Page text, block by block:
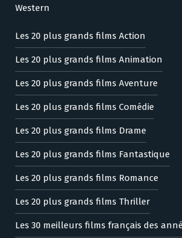
Western
Les 20 plus grands films Action
Les 20 plus grands films Animation
Les 20 plus grands films Aventure
Les 20 plus grands films Comédie
Les 20 plus grands films Drame
Les 20 plus grands films Fantastique
Les 20 plus grands films Romance
Les 20 plus grands films Thriller
Les 30 meilleurs films français des